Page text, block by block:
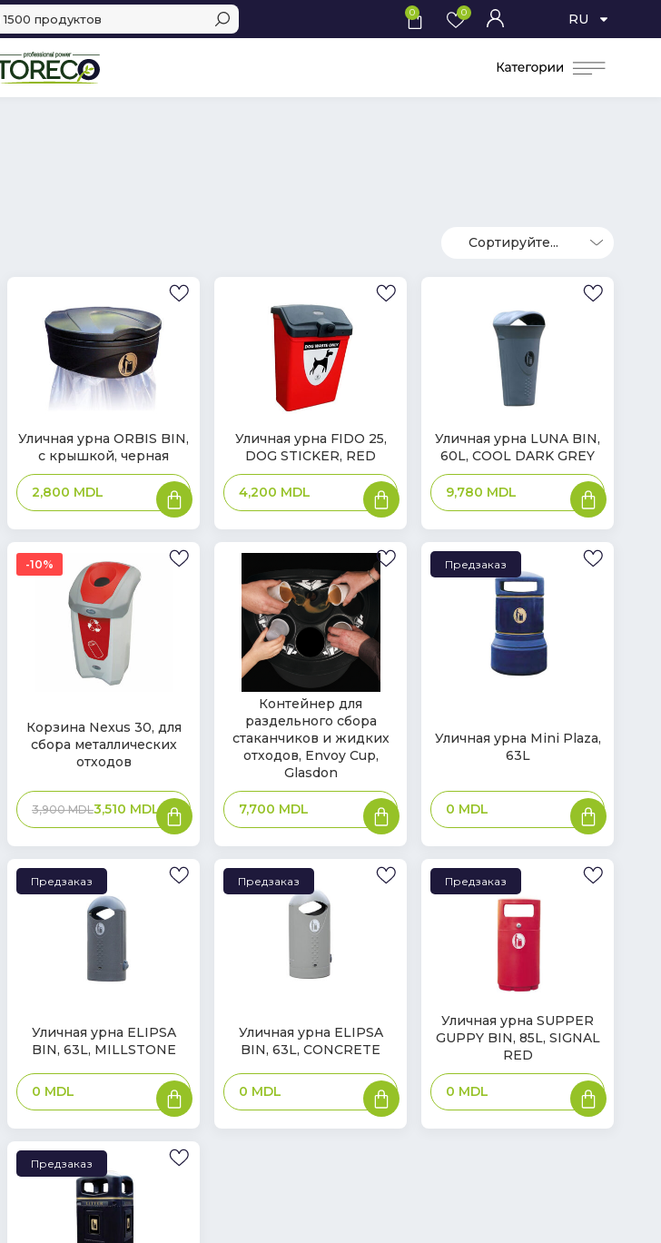
0 0 RU
В
наличии
Уличная урна ORBIS BIN,
с крышкой, черная
2,800 MDL В
корзину
наличии
Уличная урна FIDO 25,
DOG STICKER, RED
4,200 MDL В
корзину
В
наличии
Уличная урна LUNA BIN,
60L, COOL DARK GREY
9,780 MDL В
корзину
10%
наличии
Корзина Nexus 30, для
сбора металлических
отходов
3,900MDL3,510 MDL В
корзину
наличии
Контейнер для
раздельного сбора
стаканчиков и жидких
отходов, Envoy Cup,
Glasdon
7,700 MDL В
корзину
Предзаказ
Уличная урна Mini Plaza,
63L
0 MDL В
корзину
Предзаказ
Уличная урна ELIPSA
BIN, 63L, MILLSTONE
0 MDL В
корзину
Предзаказ
Уличная урна ELIPSA
BIN, 63L, CONCRETE
0 MDL В
корзину
Предзаказ
Уличная урна SUPPER
GUPPY BIN, 85L, SIGNAL
RED
0 MDL В
корзину
Предзаказ